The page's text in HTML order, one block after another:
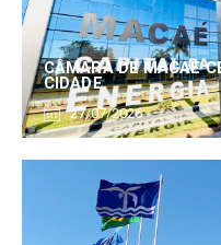
CÂMARA DE MACAÉ
CIDADE
27/07/2026